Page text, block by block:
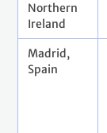
Northern
Ireland
Madrid,
Spain